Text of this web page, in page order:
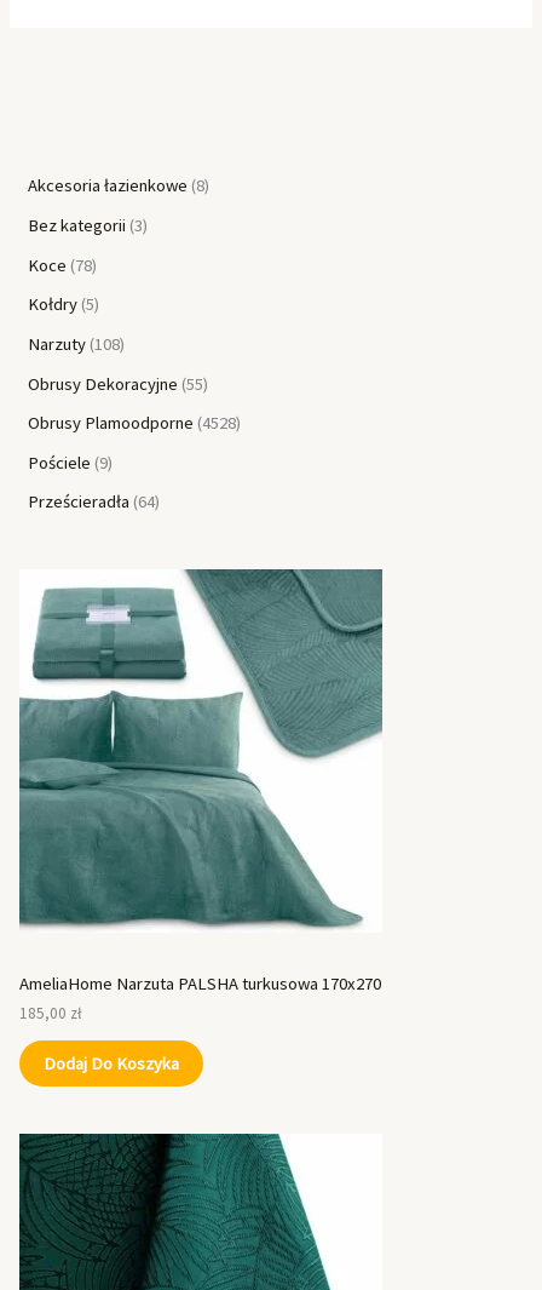
Akcesoria łazienkowe 8
Bez kategorii 3
Koce 78
Kołdry 5
Narzuty 108
Obrusy Dekoracyjne 55
Obrusy Plamoodporne 4528
Pościele 9
Prześcieradła 64
AmeliaHome Narzuta PALSHA turkusowa 170x270
185,00 zł
Dodaj Do Koszyka